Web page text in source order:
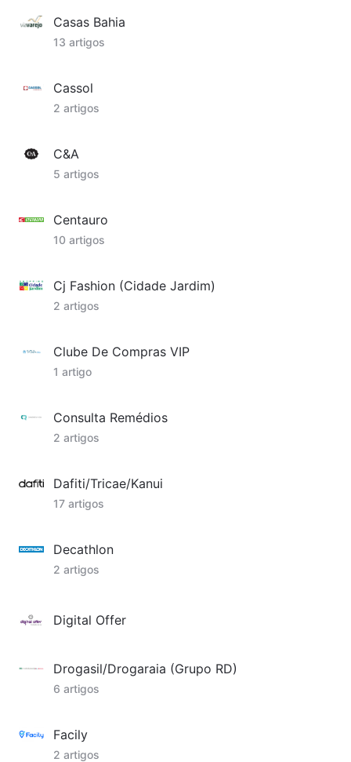
Casas Bahia
13 artigos
Cassol
2 artigos
C&A
5 artigos
Centauro
10 artigos
Cj Fashion (Cidade Jardim)
2 artigos
Clube De Compras VIP
1 artigo
Consulta Remédios
2 artigos
Dafiti/Tricae/Kanui
17 artigos
Decathlon
2 artigos
Digital Offer
Drogasil/Drogaraia (Grupo RD)
6 artigos
Facily
2 artigos